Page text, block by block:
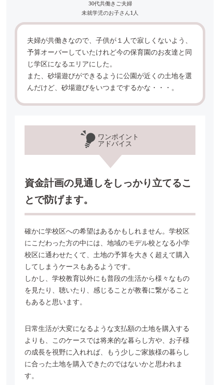
30代共働きご夫婦
未就学児のお子さん1人
夫婦が共働きなので、子供が１人で寂しくないよう、
予算オーバーしていたけれど今の保育園のお友達と同
じ学区になるエリアにした。
また、砂場遊びができるように公園が近くの土地を選
んだけど、砂場遊びをいつまでするかな・・・。
ワンポイント
アドバイス
資金計画の見通しをしっかり立てるこ
とで防げます。
確かに学校区への希望はあるかもしれません。学校区
にこだわった方の中には、地域のモデル校となる小学
校区に通わせたくて、土地の予算を大きく超えて購入
してしまうケースもあるようです。
しかし、学校教育以外にも普段の生活から様々なもの
を見たり、聴いたり、感じることが教養に繋がること
もあると思います。
日常生活が大変になるような支払額の土地を購入する
よりも、このケースでは将来的な暮らし方や、 お子様
の成長を視野に入れれば、もう少しご家族様の暮らし
に合った土地を購入できたのではないかと思われま
す。